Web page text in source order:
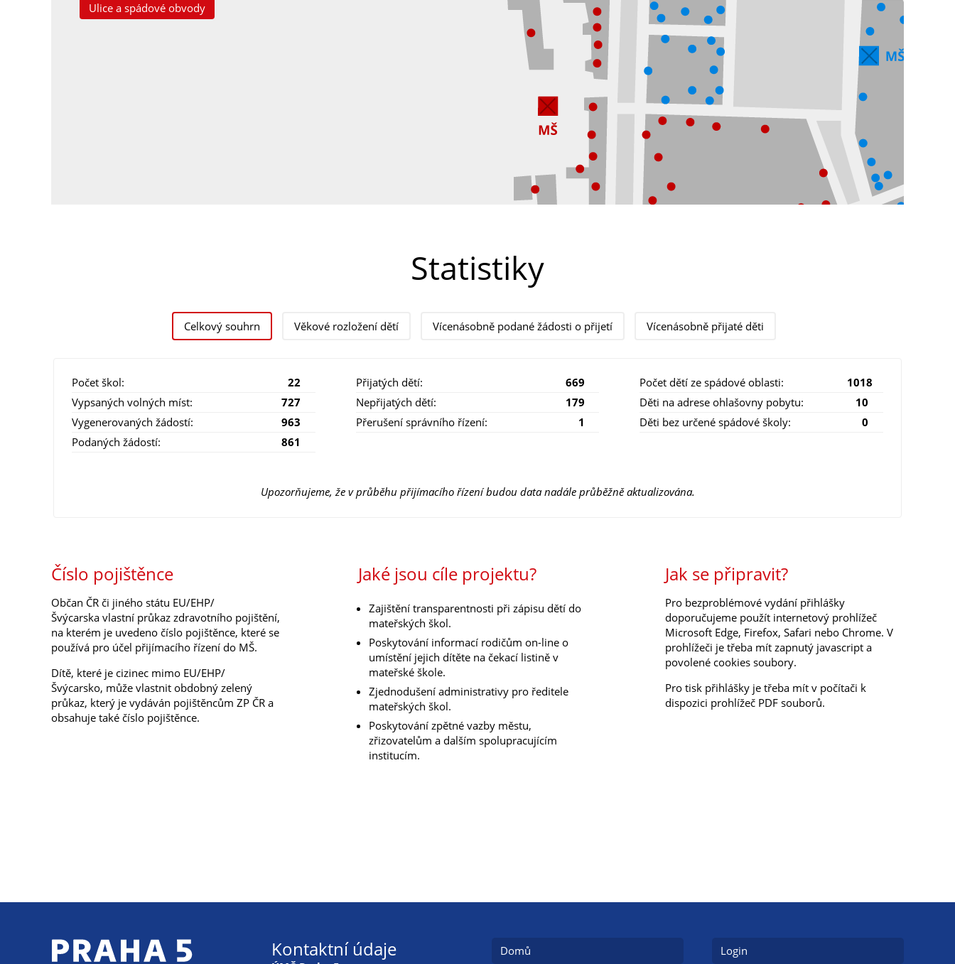
Ulice a spádové obvody
Statistiky
Celkový souhrn Věkové rozložení dětí Vícenásobně podané žádosti o přijetí Vícenásobně přijaté děti
Počet škol:
22
Vypsaných volných míst:
727
Vygenerovaných žádostí:
963
Podaných žádostí:
861
Přijatých dětí:
669
Nepřijatých dětí:
179
Přerušení správního řízení:
1
Počet dětí ze spádové oblasti:
1018
Děti na adrese ohlašovny pobytu:
10
Děti bez určené spádové školy:
0
Upozorňujeme, že v průběhu přijímacího řízení budou data nadále průběžně aktualizována.
Číslo pojištěnce
Občan ČR či jiného státu EU/EHP/
Švýcarska vlastní průkaz zdravotního pojištění,
na kterém je uvedeno číslo pojištěnce, které se
používá pro účel přijímacího řízení do MŠ.
Dítě, které je cizinec mimo EU/EHP/
Švýcarsko, může vlastnit obdobný zelený
průkaz, který je vydáván pojištěncům ZP ČR a
obsahuje také číslo pojištěnce.
Jaké jsou cíle projektu?
Zajištění transparentnosti při zápisu dětí do
mateřských škol.
Poskytování informací rodičům on-line o
umístění jejich dítěte na čekací listině v
mateřské škole.
Zjednodušení administrativy pro ředitele
mateřských škol.
Poskytování zpětné vazby městu,
zřizovatelům a dalším spolupracujícím
institucím.
Jak se připravit?
Pro bezproblémové vydání přihlášky
doporučujeme použít internetový prohlížeč
Microsoft Edge, Firefox, Safari nebo Chrome. V
prohlížeči je třeba mít zapnutý javascript a
povolené cookies soubory.
Pro tisk přihlášky je třeba mít v počítači k
dispozici prohlížeč PDF souborů.
Kontaktní údaje Domů Login